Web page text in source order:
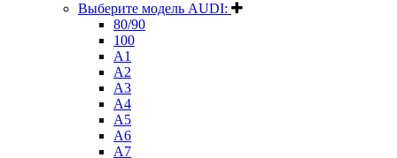
Выберите модель AUDI:
80/90
100
A1
A2
A3
A4
A5
A6
A7